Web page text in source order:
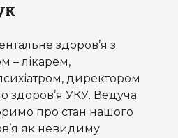
здоров’я з
– лікарем,
директором
здоров’я УКУ. Ведуча:
про стан нашого
як невидиму